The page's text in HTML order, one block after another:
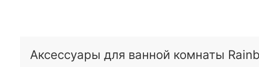
Аксессуары для ванной комнаты